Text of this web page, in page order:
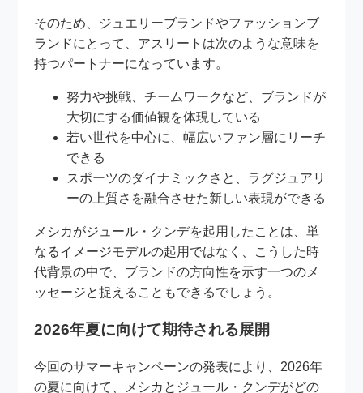
そのため、ジュエリーブランドやファッションブ
ランドにとって、アスリートは次のような意味を
持つパートナーになっています。
努力や挑戦、チームワークなど、ブランドが
大切にする価値観を体現している
若い世代を中心に、幅広いファン層にリーチ
できる
スポーツのダイナミックさと、ラグジュアリ
ーの上質さを融合させた新しい表現ができる
メシカがジュール・クンデを起用したことは、単
なるイメージモデルの起用ではなく、こうした時
代背景の中で、ブランドの方向性を示す一つのメ
ッセージと捉えることもできるでしょう。
2026年夏に向けて期待される展開
今回のサマーキャンペーンの発表により、2026年
の夏に向けて、メシカとジュール・クンデがどの